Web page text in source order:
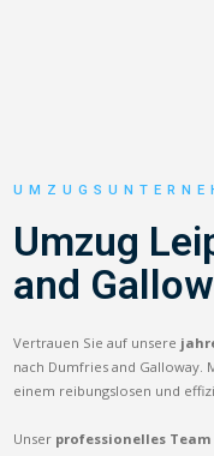
Umzug
and
Vertrauen Sie auf unsere
nach Dumfries and Galloway.
einem reibungslosen und
Unser professionelles Team